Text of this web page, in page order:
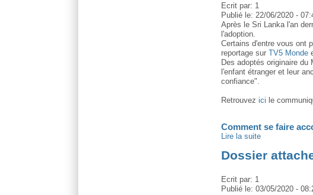
Ecrit par: 1
Publié le: 22/06/2020 -
Après le Sri Lanka l'an
l'adoption.
Certains d'entre vous ont
reportage surTV5 Monde
Des adoptés originaire du
l'enfant étranger et leur
confiance".
Retrouvezici le
Comment se faire
Lire la suite
Dossier
Ecrit par: 1
Publié le:03/05/2020 -